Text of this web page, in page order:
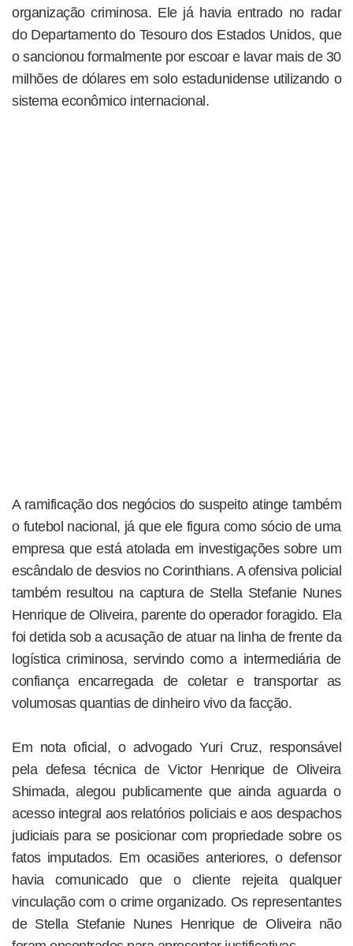
organização criminosa. Ele já havia entrado no radar
do Departamento do Tesouro dos Estados Unidos, que
o sancionou formalmente por escoar e lavar mais de 30
milhões de dólares em solo estadunidense utilizando o
sistema econômico internacional.
A ramificação dos negócios do suspeito atinge também
o futebol nacional, já que ele figura como sócio de uma
empresa que está atolada em investigações sobre um
escândalo de desvios no Corinthians. A ofensiva policial
também resultou na captura de Stella Stefanie Nunes
Henrique de Oliveira, parente do operador foragido. Ela
foi detida sob a acusação de atuar na linha de frente da
logística criminosa, servindo como a intermediária de
confiança encarregada de coletar e transportar as
volumosas quantias de dinheiro vivo da facção.
Em nota oficial, o advogado Yuri Cruz, responsável
pela defesa técnica de Victor Henrique de Oliveira
Shimada, alegou publicamente que ainda aguarda o
acesso integral aos relatórios policiais e aos despachos
judiciais para se posicionar com propriedade sobre os
fatos imputados. Em ocasiões anteriores, o defensor
havia comunicado que o cliente rejeita qualquer
vinculação com o crime organizado. Os representantes
de Stella Stefanie Nunes Henrique de Oliveira não